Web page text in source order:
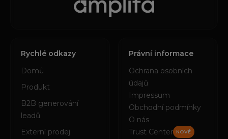
Rychlé odkazy
Domů
Produkt
B2B generování
leadů
Externí prodej
Právní informace
Ochrana osobních
údajů
Impressum
Obchodní podmínky
O nás
Trust Center
NOVÉ